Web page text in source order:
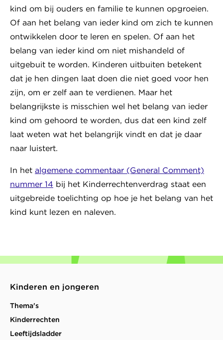
kind om bij ouders en familie te kunnen opgroeien.
Of aan het belang van ieder kind om zich te kunnen
ontwikkelen door te leren en spelen. Of aan het
belang van ieder kind om niet mishandeld of
uitgebuit te worden. Kinderen uitbuiten betekent
dat je hen dingen laat doen die niet goed voor hen
zijn, om er zelf aan te verdienen. Maar het
belangrijkste is misschien wel het belang van ieder
kind om gehoord te worden, dus dat een kind zelf
laat weten wat het belangrijk vindt en dat je daar
naar luistert.
In het algemene commentaar (General Comment)
nummer 14 bij het Kinderrechtenverdrag staat een
uitgebreide toelichting op hoe je het belang van het
kind kunt lezen en naleven.
Kinderen en jongeren
Thema's
Kinderrechten
Leeftijdsladder